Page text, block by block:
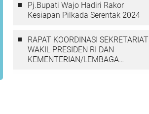
Pj.Bupati Wajo Hadiri Rakor
Kesiapan Pilkada Serentak 2024
RAPAT KOORDINASI SEKRETARIAT
WAKIL PRESIDEN RI DAN
KEMENTERIAN/LEMBAGA